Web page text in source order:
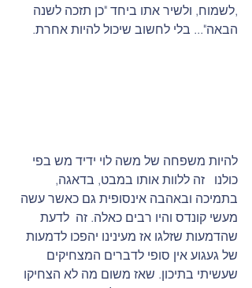
,לשמוח, ולשיר אתו ביחד "כן תזכה לשנה
הבאה"... בלי לחשוב שיכול להיות אחרת.
להיות משפחה של משה לוי ידיד מש בפי
כולנו   זה ללוות אותו במבט, בדאגה,
בתמיכה ובאהבה אינסופית גם כאשר עשה
מעשי קונדס והיו רבים כאלה. זה  לדעת
שהדמעות שזלגו אז מעינינו יהפכו לדמעות
של געגוע אין סופי לדברים המצחיקים
שעשיתי בתיכון. שאז משום מה לא הצחיקו